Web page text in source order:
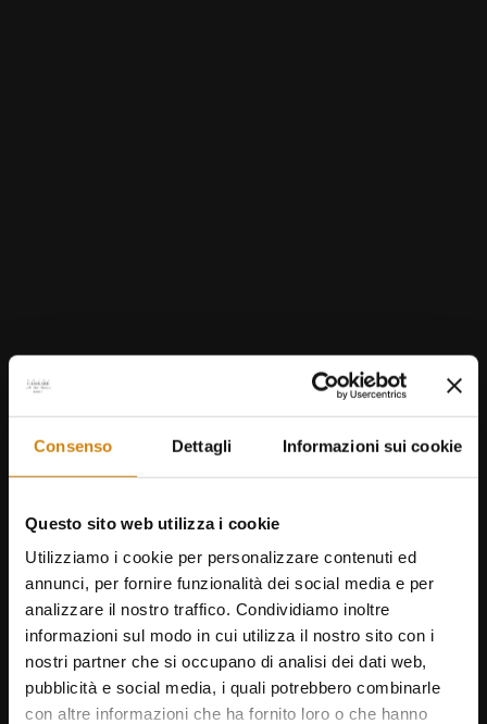
Consenso Dettagli Informazioni sui cookie
Questo sito web utilizza i cookie
Utilizziamo i cookie per personalizzare contenuti ed
annunci, per fornire funzionalità dei social media e per
analizzare il nostro traffico. Condividiamo inoltre
informazioni sul modo in cui utilizza il nostro sito con i
nostri partner che si occupano di analisi dei dati web,
pubblicità e social media, i quali potrebbero combinarle
con altre informazioni che ha fornito loro o che hanno